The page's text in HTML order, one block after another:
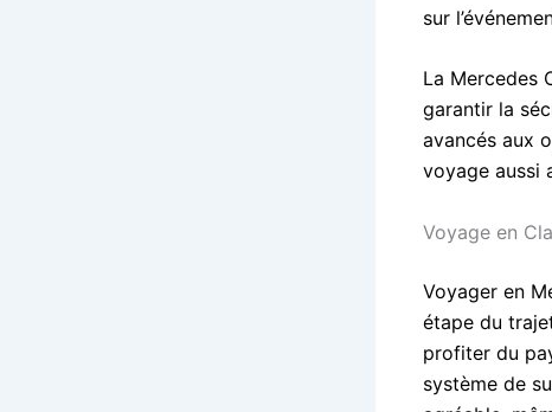
sur
La Mercedes
garantir la
avancés aux
voyage aussi
Voyage en
Voyager en
étape du
profiter du
système de